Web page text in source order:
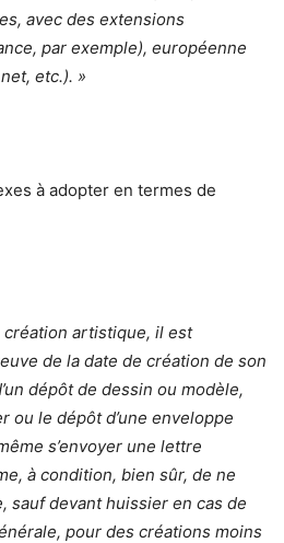
avec des extensions
par exemple), européenne
etc.). »
à adopter en termes de
création artistique, il est
de la date de création de son
dépôt de dessin ou modèle,
ou le dépôt d’une enveloppe
s’envoyer une lettre
à condition, bien sûr, de ne
sauf devant huissier en cas de
pour des créations moins